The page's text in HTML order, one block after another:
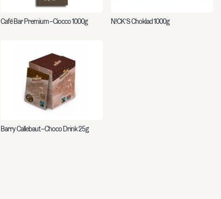
Café Bar Premium – Ciocco 1000g N!CK’S Choklad 1000g
Barry Callebaut – Choco Drink 25g